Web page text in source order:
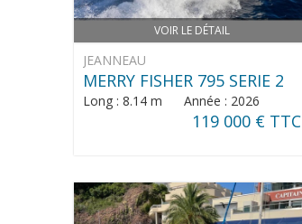
VOIR LE DÉTAIL
JEANNEAU
MERRY FISHER 795 SERIE 2
Long : 8.14 m Année : 2026
119 000 € TTC